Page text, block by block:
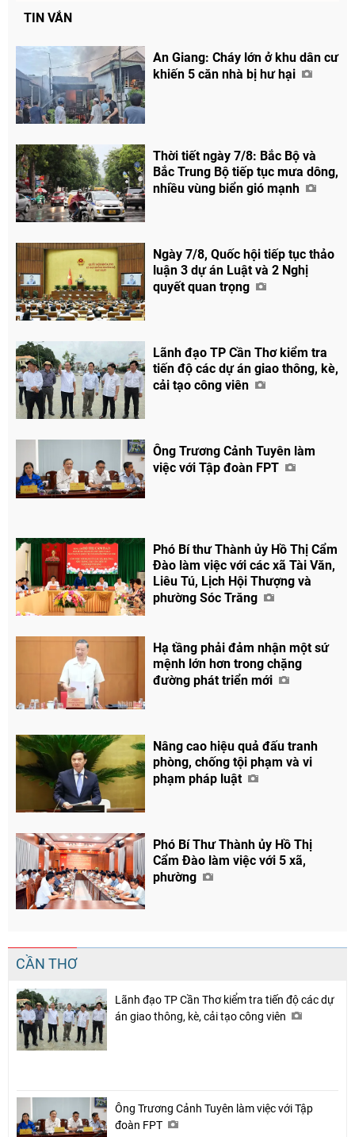
TIN VẮN
An Giang: Cháy lớn ở khu dân cư
khiến 5 căn nhà bị hư hại
Thời tiết ngày 7/8: Bắc Bộ và
Bắc Trung Bộ tiếp tục mưa dông,
nhiều vùng biển gió mạnh
Ngày 7/8, Quốc hội tiếp tục thảo
luận 3 dự án Luật và 2 Nghị
quyết quan trọng
Lãnh đạo TP Cần Thơ kiểm tra
tiến độ các dự án giao thông, kè,
cải tạo công viên
Ông Trương Cảnh Tuyên làm
việc với Tập đoàn FPT
Phó Bí thư Thành ủy Hồ Thị Cẩm
Đào làm việc với các xã Tài Văn,
Liêu Tú, Lịch Hội Thượng và
phường Sóc Trăng
Hạ tầng phải đảm nhận một sứ
mệnh lớn hơn trong chặng
đường phát triển mới
Nâng cao hiệu quả đấu tranh
phòng, chống tội phạm và vi
phạm pháp luật
Phó Bí Thư Thành ủy Hồ Thị
Cẩm Đào làm việc với 5 xã,
phường
CẦN THƠ
Lãnh đạo TP Cần Thơ kiểm tra tiến độ các dự
án giao thông, kè, cải tạo công viên
Ông Trương Cảnh Tuyên làm việc với Tập
đoàn FPT